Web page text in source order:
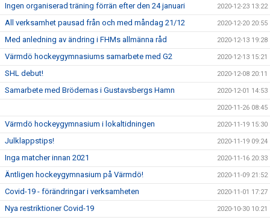
Ingen organiserad träning förrän efter den 24 januari 2020-12-23 13:22
All verksamhet pausad från och med måndag 21/12 2020-12-20 20:55
Med anledning av ändring i FHMs allmänna råd 2020-12-13 19:28
Värmdö hockeygymnasiums samarbete med G2 2020-12-13 15:21
SHL debut! 2020-12-08 20:11
Samarbete med Brödernas i Gustavsbergs Hamn 2020-12-01 14:53
2020-11-26 08:45
Värmdö hockeygymnasium i lokaltidningen 2020-11-19 15:30
Julklappstips! 2020-11-19 09:24
Inga matcher innan 2021 2020-11-16 20:33
Äntligen hockeygymnasium på Värmdö! 2020-11-09 21:52
Covid-19 - förändringar i verksamheten 2020-11-01 17:27
Nya restriktioner Covid-19 2020-10-30 10:21